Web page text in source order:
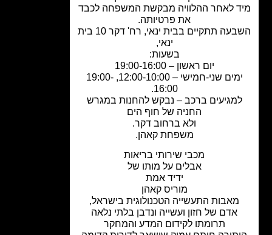
לאחר ההלוויה מבקשת המשפחה לכבד
את פרטיותה.
השבעה תתקיים בבית ינאי, רח' דקר 10 בית
יום ראשון – 19:00-16:00
ימים שני-חמישי – 12:00-10:00, 19:00-
ברכב – נבקש להחנות במגרש
החניה של חוף הים
ולא ברחוב דקר.
משפחת קאהן.
מכבי שירותי בריאות
אבלים על מותו של
ידיד אמת
מוריס קאהן
מאבות התעשייה הטכנולוגית בישראל,
אדם של חזון ועשייה ונדבן בלתי נלאה
תרומתו לקידום המדע והמחקר